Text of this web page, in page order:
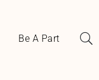
Be A Part